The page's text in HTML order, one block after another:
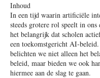
Inhoud
In een tijd waarin artificiële
steeds grotere rol speelt in
het belangrijk dat scholen
een toekomstgericht AI-
belichten we niet alleen het
beleid, maar bieden we ook
hiermee aan de slag te gaan.